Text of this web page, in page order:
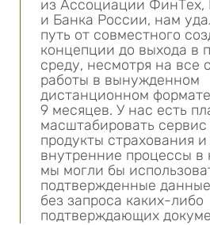
из Ассоциации ФинТех,
и Банка России, нам
путь от совместного
концепции до выхода в
среду, несмотря на все
работы в вынужденном
дистанционном
9 месяцев. У нас есть
масштабировать сервис
продукты страхования
внутренние процессы в
мы могли бы
подтвержденные
без запроса каких-либо
подтверждающих